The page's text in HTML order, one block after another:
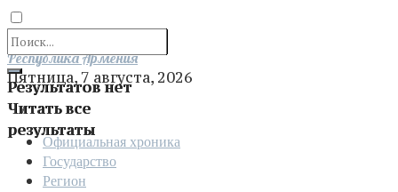
Результатов нет
Читать все
результаты
Отправить
Республика Армения
Пятница, 7 августа, 2026
Официальная хроника
Государство
Регион